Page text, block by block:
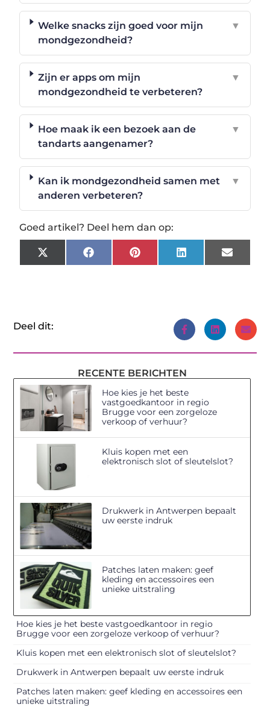
Welke snacks zijn goed voor mijn
mondgezondheid?
▼
Zijn er apps om mijn
mondgezondheid te verbeteren?
▼
Hoe maak ik een bezoek aan de
tandarts aangenamer?
▼
Kan ik mondgezondheid samen met
anderen verbeteren?
▼
Goed artikel? Deel hem dan op:
X
(Twitter)
FacebookPinterestLinkedInEmail
Deel dit:
RECENTE BERICHTEN
Hoe kies je het beste
vastgoedkantoor in regio
Brugge voor een zorgeloze
verkoop of verhuur?
Kluis kopen met een
elektronisch slot of sleutelslot?
Drukwerk in Antwerpen bepaalt
uw eerste indruk
Patches laten maken: geef
kleding en accessoires een
unieke uitstraling
Hoe kies je het beste vastgoedkantoor in regio
Brugge voor een zorgeloze verkoop of verhuur?
Kluis kopen met een elektronisch slot of sleutelslot?
Drukwerk in Antwerpen bepaalt uw eerste indruk
Patches laten maken: geef kleding en accessoires een
unieke uitstraling